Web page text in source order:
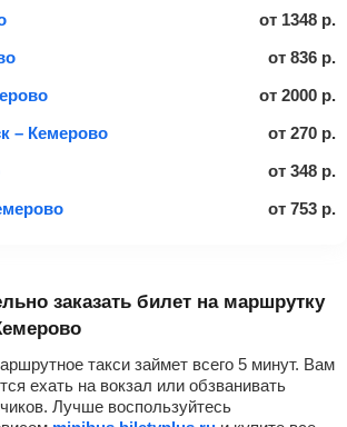
от 1348 р.
от 836 р.
от 2000 р.
– Кемерово
от 270 р.
от 348 р.
от 753 р.
такси займет всего 5 минут. Вам
ехать на вокзал или обзванивать
Лучше воспользуйтесь